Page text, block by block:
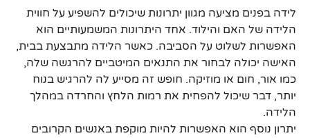
לידה בפנים מציעה מגוון יתרונות שיכולים להשפיע על חווית
הלידה של האם והילוד. אחד היתרונות המשמעותיים הוא
האפשרות לשלוט על הסביבה. כאשר הלידה מתבצעת בבית,
האישה יכולה לבחור את התנאים המיטביים להרגשה שלה,
כמו אור, חום או מוזיקה. חופש זה מסייע לה להרגיש בנוח
יותר, דבר שיכול להפחית את רמות הלחץ והחרדה במהלך
הלידה.
יתרון נוסף הוא האפשרות להיות מוקפת באנשים הקרובים